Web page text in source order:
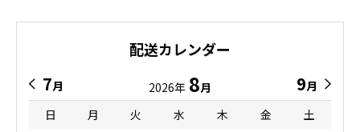
配送カレンダー
7月 2026年 8月 9月
日
月 火 水 木 金 土